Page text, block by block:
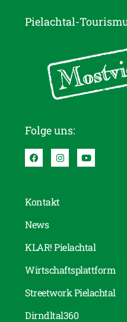
Pielachtal-
Folge uns:
Kontakt
News
KLAR! Pielachtal
Wirtschaftsplattform
Streetwork Pielachtal
Dirndltal360